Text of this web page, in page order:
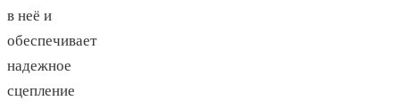
в неё и
обеспечивает
надежное
сцепление